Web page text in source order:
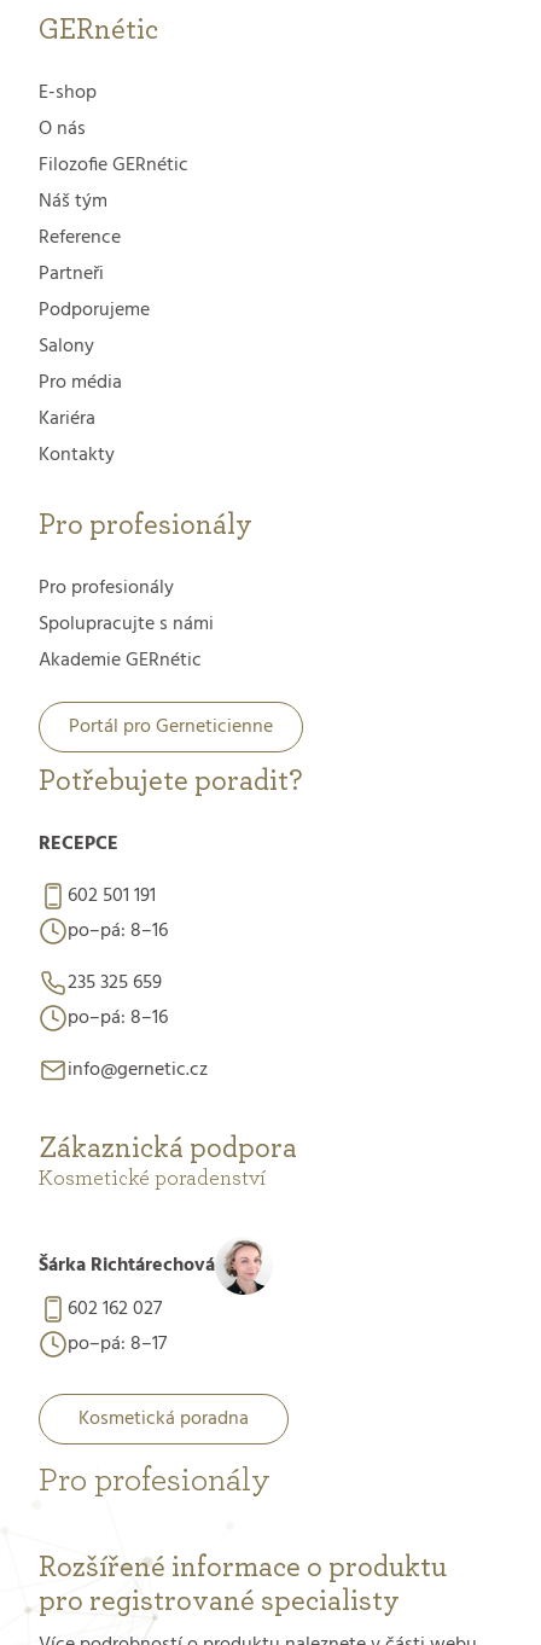
GERnétic
E-shop
O nás
Filozofie GERnétic
Náš tým
Reference
Partneři
Podporujeme
Salony
Pro média
Kariéra
Kontakty
Pro profesionály
Pro profesionály
Spolupracujte s námi
Akademie GERnétic
Portál pro Gerneticienne
Potřebujete poradit?
RECEPCE
602 501 191
po–pá: 8–16
235 325 659
po–pá: 8–16
info@gernetic.cz
Zákaznická podpora
Kosmetické poradenství
Šárka Richtárechová
602 162 027
po–pá: 8–17
Kosmetická poradna
Pro profesionály
Rozšířené informace o produktu
pro registrované specialisty